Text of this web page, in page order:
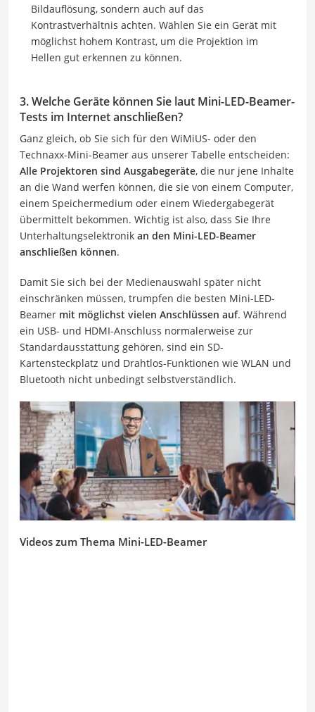
Bildauflösung, sondern auch auf das
Kontrastverhältnis achten. Wählen Sie ein Gerät mit
möglichst hohem Kontrast, um die Projektion im
Hellen gut erkennen zu können.
3. Welche Geräte können Sie laut Mini-LED-Beamer-
Tests im Internet anschließen?
Ganz gleich, ob Sie sich für den WiMiUS- oder den
Technaxx-Mini-Beamer aus unserer Tabelle entscheiden:
Alle Projektoren sind Ausgabegeräte, die nur jene Inhalte
an die Wand werfen können, die sie von einem Computer,
einem Speichermedium oder einem Wiedergabegerät
übermittelt bekommen. Wichtig ist also, dass Sie Ihre
Unterhaltungselektronik an den Mini-LED-Beamer
anschließen können.
Damit Sie sich bei der Medienauswahl später nicht
einschränken müssen, trumpfen die besten Mini-LED-
Beamer mit möglichst vielen Anschlüssen auf. Während
ein USB- und HDMI-Anschluss normalerweise zur
Standardausstattung gehören, sind ein SD-
Kartensteckplatz und Drahtlos-Funktionen wie WLAN und
Bluetooth nicht unbedingt selbstverständlich.
Videos zum Thema Mini-LED-Beamer